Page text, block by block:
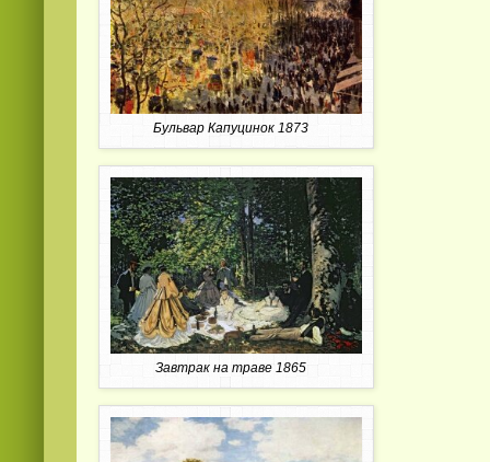
Бульвар Капуцинок 1873
Завтрак на траве 1865